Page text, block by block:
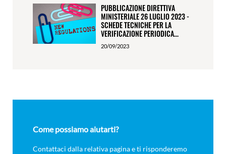
PUBBLICAZIONE DIRETTIVA
MINISTERIALE 26 LUGLIO 2023 -
SCHEDE TECNICHE PER LA
VERIFICAZIONE PERIODICA...
20/09/2023
Come possiamo aiutarti?
Contattaci dalla relativa pagina e ti risponderemo